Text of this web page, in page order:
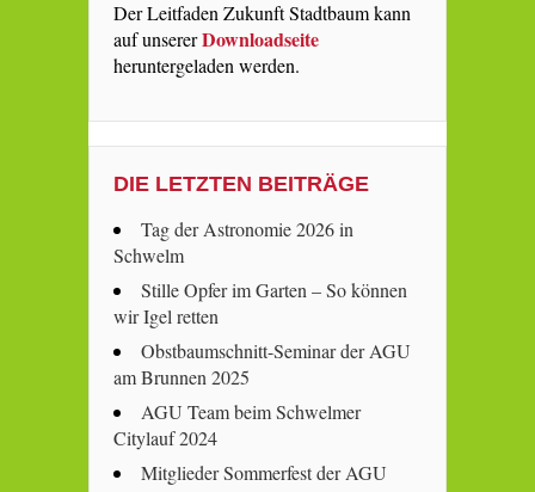
Der Leitfaden Zukunft Stadtbaum kann
auf unsererDownloadseite
heruntergeladen werden.
DIE LETZTEN BEITRÄGE
Tag der Astronomie 2026 in
Schwelm
Stille Opfer im Garten – So können
wir Igel retten
Obstbaumschnitt-Seminar der AGU
am Brunnen 2025
AGU Team beim Schwelmer
Citylauf 2024
Mitglieder Sommerfest der AGU